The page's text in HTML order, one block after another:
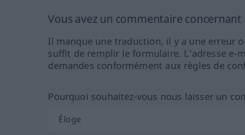
Vous avez un commentaire
Il manque une traduction, il y a une erreur
suffit de remplir le formulaire. L'adresse e-
demandes conformément aux règles de
Pourquoi souhaitez-vous nous laisser un